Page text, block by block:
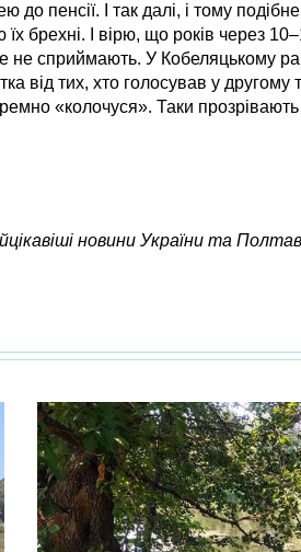
до пенсії. І так далі, і тому
брехні. І вірю, що років через
сприймають. У Кобеляцькому
від тих, хто голосував у
«колочуся». Таки
новини України та